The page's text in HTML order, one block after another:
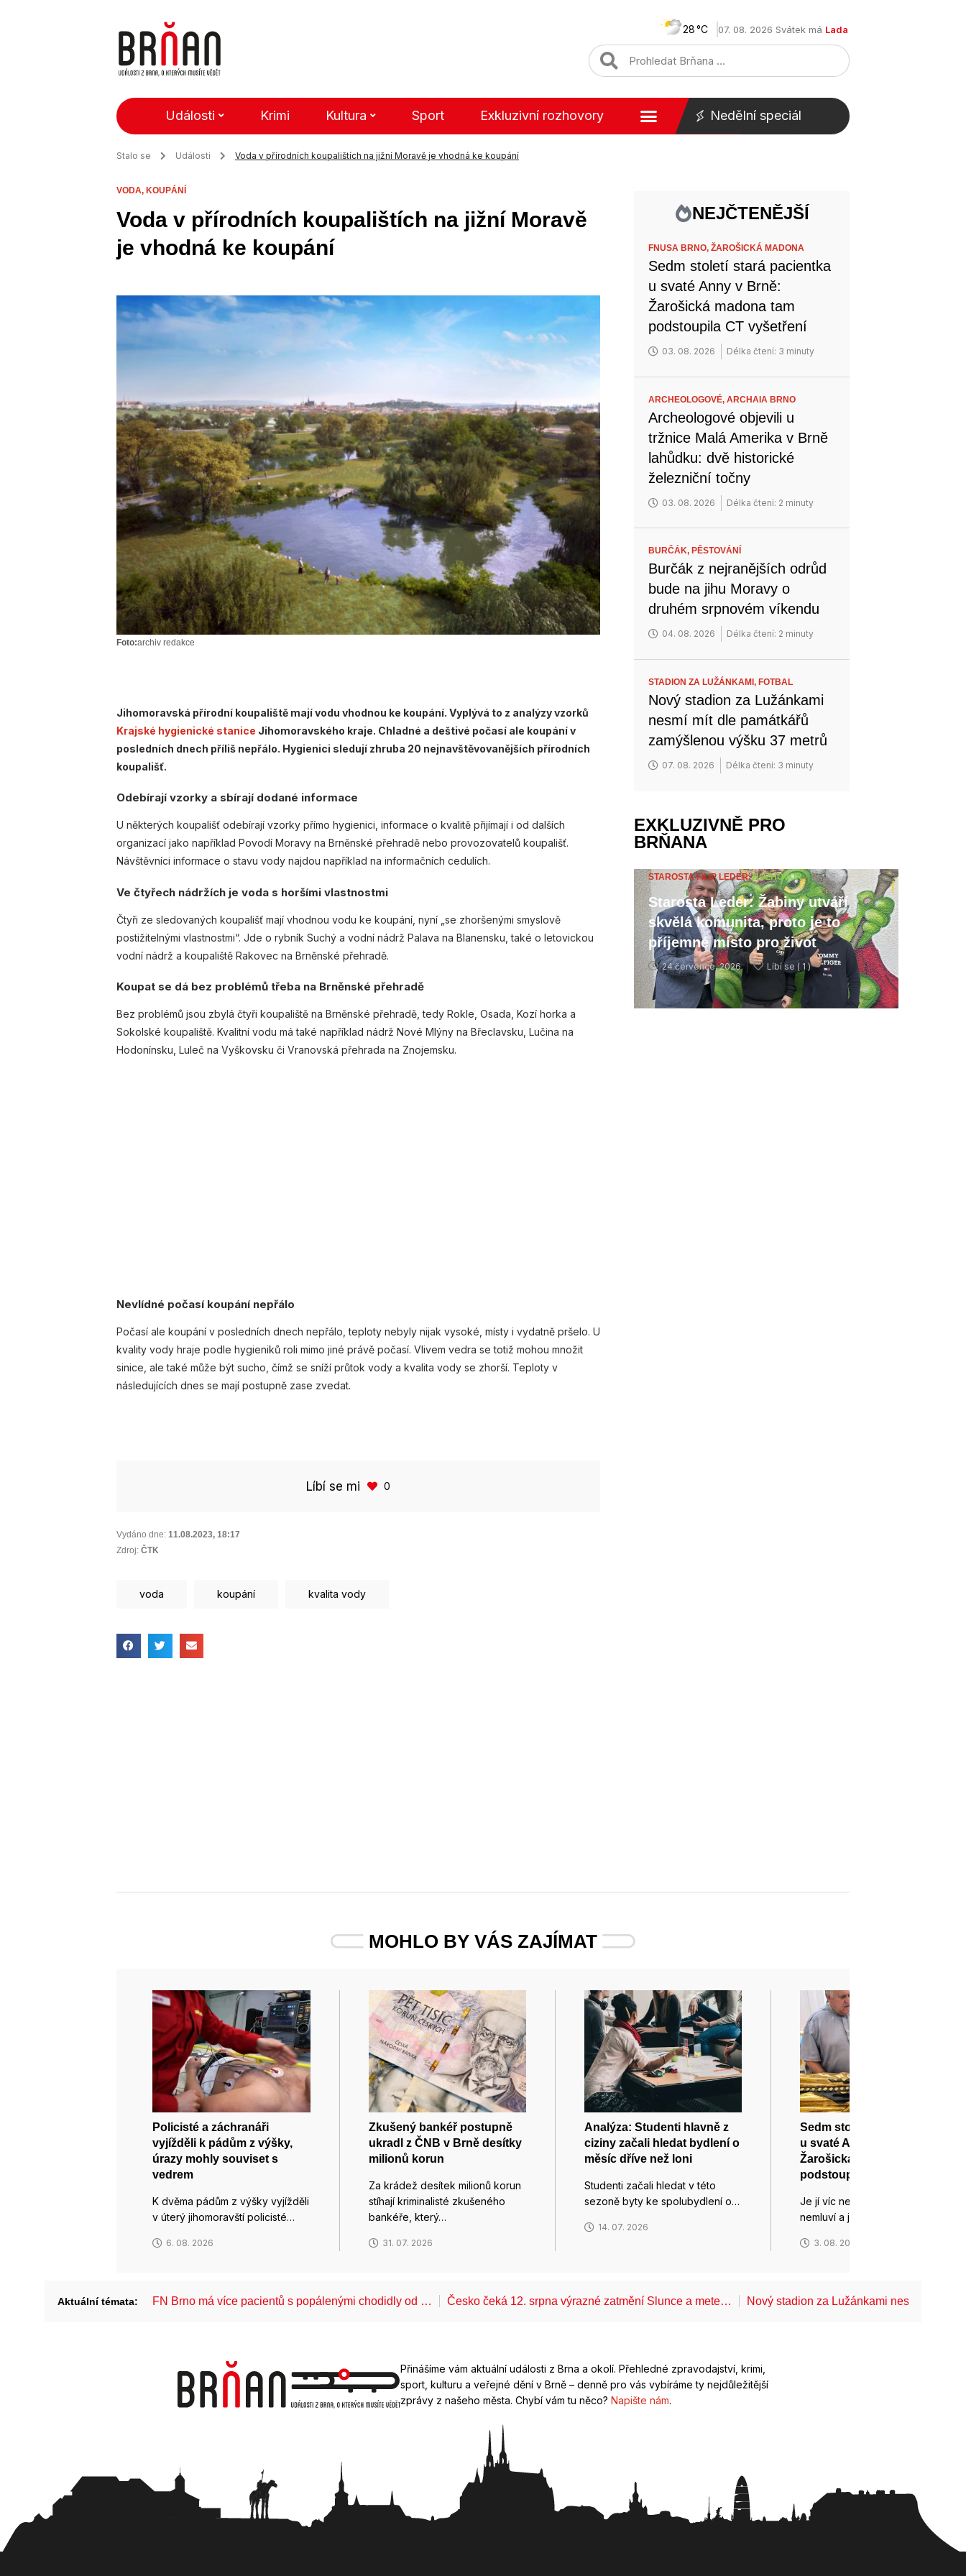
28 07. 08. 2026 Svátek má Lada
Události Krimi Kultura Sport Exkluzivní rozhovory Nedělní speciál
Stalo se Události Voda v přírodních koupalištích na jižní Moravě je vhodná ke koupání
VODA, KOUPÁNÍ
Voda v přírodních koupalištích na jižní Moravě
je vhodná ke koupání
Foto:archiv redakce
Jihomoravská přírodní koupaliště mají vodu vhodnou ke koupání. Vyplývá to z analýzy vzorků
Krajské hygienické stanice Jihomoravského kraje. Chladné a deštivé počasí ale koupání v
posledních dnech příliš nepřálo. Hygienici sledují zhruba 20 nejnavštěvovanějších přírodních
koupališť.
Odebírají vzorky a sbírají dodané informace
U některých koupališť odebírají vzorky přímo hygienici, informace o kvalitě přijímají i od dalších
organizací jako například Povodí Moravy na Brněnské přehradě nebo provozovatelů koupališť.
Návštěvníci informace o stavu vody najdou například na informačních cedulích.
Ve čtyřech nádržích je voda s horšími vlastnostmi
Čtyři ze sledovaných koupališť mají vhodnou vodu ke koupání, nyní „se zhoršenými smyslově
postižitelnými vlastnostmi“. Jde o rybník Suchý a vodní nádrž Palava na Blanensku, také o letovickou
vodní nádrž a koupaliště Rakovec na Brněnské přehradě.
Koupat se dá bez problémů třeba na Brněnské přehradě
Bez problémů jsou zbylá čtyři koupaliště na Brněnské přehradě, tedy Rokle, Osada, Kozí horka a
Sokolské koupaliště. Kvalitní vodu má také například nádrž Nové Mlýny na Břeclavsku, Lučina na
Hodonínsku, Luleč na Vyškovsku či Vranovská přehrada na Znojemsku.
Nevlídné počasí koupání nepřálo
Počasí ale koupání v posledních dnech nepřálo, teploty nebyly nijak vysoké, místy i vydatně pršelo. U
kvality vody hraje podle hygieniků roli mimo jiné právě počasí. Vlivem vedra se totiž mohou množit
sinice, ale také může být sucho, čímž se sníží průtok vody a kvalita vody se zhorší. Teploty v
následujících dnes se mají postupně zase zvedat.
Líbí se mi 0
Vydáno dne: 11.08.2023, 18:17
Zdroj: ČTK
voda koupání kvalita vody
NEJČTENĚJŠÍ
FNUSA BRNO,ŽAROŠICKÁ MADONA
Sedm století stará pacientka
u svaté Anny v Brně:
Žarošická madona tam
podstoupila CT vyšetření
03. 08. 2026 Délka čtení: 3 minuty
ARCHEOLOGOVÉ,ARCHAIA BRNO
Archeologové objevili u
tržnice Malá Amerika v Brně
lahůdku: dvě historické
železniční točny
03. 08. 2026 Délka čtení: 2 minuty
BURČÁK, PĚSTOVÁNÍ
Burčák z nejranějších odrůd
bude na jihu Moravy o
druhém srpnovém víkendu
04. 08. 2026 Délka čtení: 2 minuty
STADION ZA LUŽÁNKAMI,FOTBAL
Nový stadion za Lužánkami
nesmí mít dle památkářů
zamýšlenou výšku 37 metrů
07. 08. 2026 Délka čtení: 3 minuty
EXKLUZIVNĚ PRO
BRŇANA
STAROSTA FILIP LEDER,ROZHOVOR
Starosta Leder: Žabiny utváří
skvělá komunita, proto je to
příjemné místo pro život
24 července, 2026 Líbí se ( 1 )
MOHLO BY VÁS ZAJÍMAT
Policisté a záchranáři
vyjížděli k pádům z výšky,
úrazy mohly souviset s
vedrem
K dvěma pádům z výšky vyjížděli
v úterý jihomoravští policisté…
6. 08. 2026
Zkušený bankéř postupně
ukradl z ČNB v Brně desítky
milionů korun
Za krádež desítek milionů korun
stíhají kriminalisté zkušeného
bankéře, který…
31. 07. 2026
Analýza: Studenti hlavně z
ciziny začali hledat bydlení o
měsíc dříve než loni
Studenti začali hledat v této
sezoně byty ke spolubydlení o…
14. 07. 2026
Sedm století stará pacientka
u svaté Anny v Brně:
Žarošická madona tam
podstoupila CT vyšetření
Je jí víc než sedm set let,
nemluví a je…
3. 08. 2026
Aktuální témata: FN Brno má více pacientů s popálenými chodidly od … Česko čeká 12. srpna výrazné zatmění Slunce a mete… Nový stadion za Lužánkami nesmí mít dle
Přinášíme vám aktuální události z Brna a okolí. Přehledné zpravodajství, krimi,
sport, kulturu a veřejné dění v Brně – denně pro vás vybíráme ty nejdůležitější
zprávy z našeho města. Chybí vám tu něco? Napište nám.